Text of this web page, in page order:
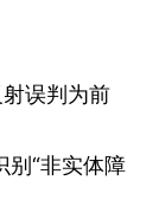
误判为前
别“非实体障